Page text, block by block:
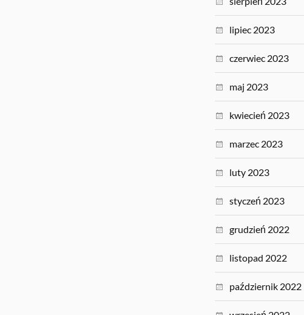
lipiec 2023
czerwiec 2023
maj 2023
kwiecień 2023
marzec 2023
luty 2023
styczeń 2023
grudzień 2022
listopad 2022
październik 2022